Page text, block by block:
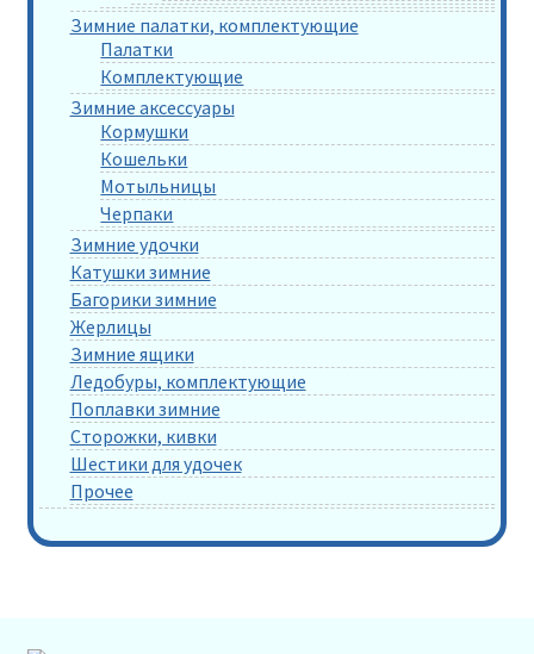
Зимние палатки, комплектующие
Палатки
Комплектующие
Зимние аксессуары
Кормушки
Кошельки
Мотыльницы
Черпаки
Зимние удочки
Катушки зимние
Багорики зимние
Жерлицы
Зимние ящики
Ледобуры, комплектующие
Поплавки зимние
Сторожки, кивки
Шестики для удочек
Прочее